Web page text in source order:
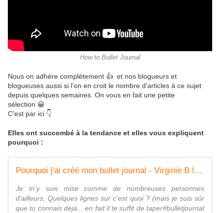
How to Bullet Journal
Nous on adhère complètement 👍 et nos blogueurs et
blogueuses aussi si l'on en croit le nombre d'articles à ce sujet
depuis quelques semaines. On vous en fait une petite
sélection 😀
C'est par ici 👇
Elles ont succombé à la tendance et elles vous expliquent
pourquoi :
Pourquoi j'ai créé mon bullet journal - Virginie B le blog lifestyle
Je m'y suis mise comme de nombreuses personnes
d'ailleurs, Quelques lignes sur c'est quoi ? (mais je suis sûr
que tu connais déjà... en fait il te suffit de taper#bulletjournal